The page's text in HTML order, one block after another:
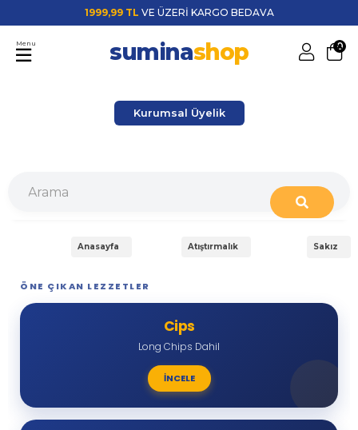
1999,99 TL VE ÜZERİ KARGO BEDAVA
suminashop 0
Menu
Kurumsal Üyelik
Anasayfa Atıştırmalık Sakız
ÖNE ÇIKAN LEZZETLER
Cips
Long Chips Dahil
İNCELE